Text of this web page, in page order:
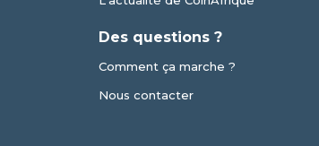
Des questions ?
Comment ça marche ?
Nous contacter